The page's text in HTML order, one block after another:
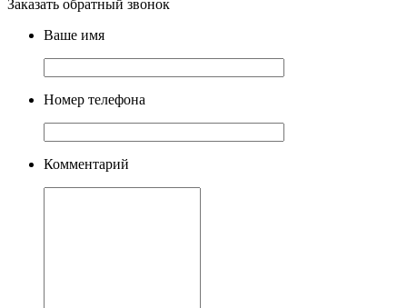
Заказать обратный звонок
Ваше имя
Номер телефона
Комментарий